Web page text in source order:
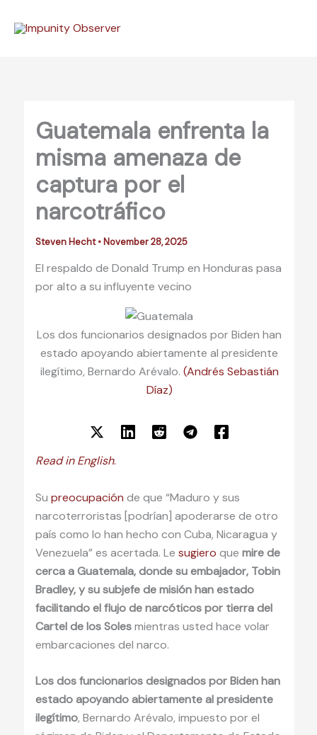
Guatemala enfrenta la
misma amenaza de
captura por el
narcotráfico
Steven Hecht• November 28, 2025
El respaldo de Donald Trump en Honduras pasa
por alto a su influyente vecino
Los dos funcionarios designados por Biden han
estado apoyando abiertamente al presidente
ilegítimo, Bernardo Arévalo. (Andrés Sebastián
Díaz)
Read in English.
Su preocupación de que “Maduro y sus
narcoterroristas [podrían] apoderarse de otro
país como lo han hecho con Cuba, Nicaragua y
Venezuela” es acertada. Le sugiero que mire de
cerca a Guatemala, donde su embajador, Tobin
Bradley, y su subjefe de misión han estado
facilitando el flujo de narcóticos por tierra del
Cartel de los Solesmientras usted hace volar
embarcaciones del narco.
Los dos funcionarios designados por Biden han
estado apoyando abiertamente al presidente
ilegítimo, Bernardo Arévalo, impuesto por el